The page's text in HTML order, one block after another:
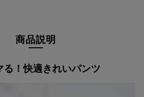
商品説明
る！快適きれいパンツ